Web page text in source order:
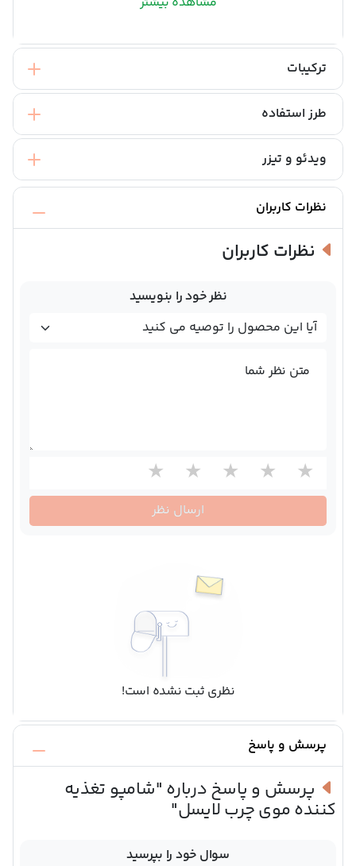
ترکیبات
طرز استفاده
ویدئو و تیزر
نظرات کاربران
نظرات کاربران
نظر خود را بنویسید
متن نظر شما
ارسال نظر
نظری ثبت نشده است!
پرسش و پاسخ
پرسش و پاسخ درباره "شامپو تغذیه
کننده موی چرب لایسل"
سوال خود را بپرسید